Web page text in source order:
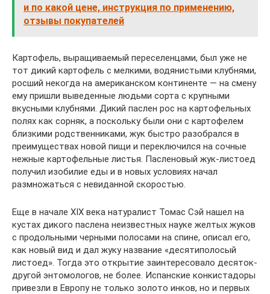
и по какой цене, инструкция по применению,
отзывы покупателей
Картофель, выращиваемый переселенцами, был уже не
тот дикий картофель с мелкими, водянистыми клубнями,
росший некогда на американском континенте — на смену
ему пришли выведенные людьми сорта с крупными
вкусными клубнями. Дикий паслен рос на картофельных
полях как сорняк, а поскольку были они с картофелем
близкими родственниками, жук быстро разобрался в
преимуществах новой пищи и переключился на сочные
нежные картофельные листья. Пасленовый жук-листоед
получил изобилие еды и в новых условиях начал
размножаться с невиданной скоростью.
Еще в начале XIX века натуралист Томас Сэй нашел на
кустах дикого паслена неизвестных науке желтых жуков
с продольными черными полосами на спине, описал его,
как новый вид и дал жуку название «десятиполосый
листоед». Тогда это открытие заинтересовало десяток-
другой энтомологов, не более. Испанские конкистадоры
привезли в Европу не только золото инков, но и первых